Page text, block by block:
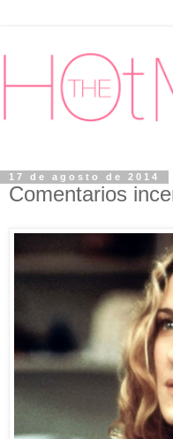
17 de agosto de 2014
Comentarios